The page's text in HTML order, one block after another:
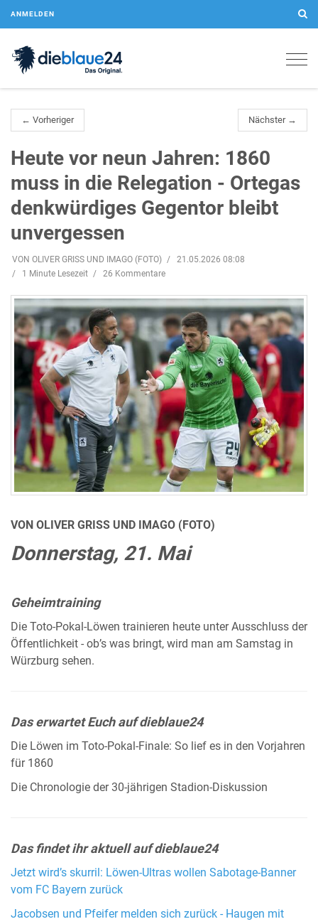
ANMELDEN
← Vorheriger Nächster →
Heute vor neun Jahren: 1860
muss in die Relegation - Ortegas
denkwürdiges Gegentor bleibt
unvergessen
VON OLIVER GRISS UND IMAGO (FOTO)
21.05.2026 08:08
1 Minute Lesezeit
26 Kommentare
VON OLIVER GRISS UND IMAGO (FOTO)
Donnerstag, 21. Mai
Geheimtraining
Die Toto-Pokal-Löwen trainieren heute unter Ausschluss der
Öffentlichkeit - ob’s was bringt, wird man am Samstag in
Würzburg sehen.
Das erwartet Euch auf dieblaue24
Die Löwen im Toto-Pokal-Finale: So lief es in den Vorjahren
für 1860
Die Chronologie der 30-jährigen Stadion-Diskussion
Das findet ihr aktuell auf dieblaue24
Jetzt wird’s skurril: Löwen-Ultras wollen Sabotage-Banner
vom FC Bayern zurück
Jacobsen und Pfeifer melden sich zurück - Haugen mit